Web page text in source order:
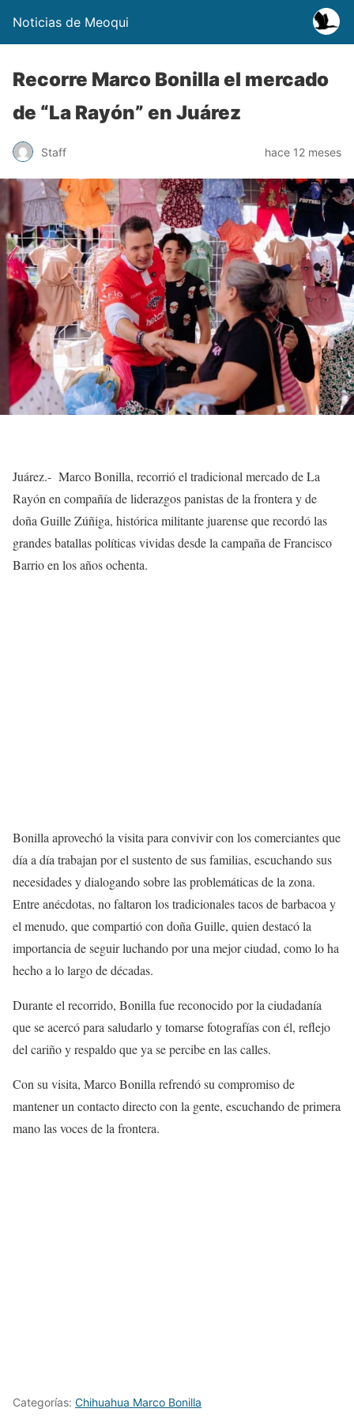
Noticias de Meoqui
Recorre Marco Bonilla el mercado
de “La Rayón” en Juárez
Staff hace 12 meses
Juárez.- Marco Bonilla, recorrió el tradicional mercado de La
Rayón en compañía de liderazgos panistas de la frontera y de
doña Guille Zúñiga, histórica militante juarense que recordó las
grandes batallas políticas vividas desde la campaña de Francisco
Barrio en los años ochenta.
Bonilla aprovechó la visita para convivir con los comerciantes que
día a día trabajan por el sustento de sus familias, escuchando sus
necesidades y dialogando sobre las problemáticas de la zona.
Entre anécdotas, no faltaron los tradicionales tacos de barbacoa y
el menudo, que compartió con doña Guille, quien destacó la
importancia de seguir luchando por una mejor ciudad, como lo ha
hecho a lo largo de décadas.
Durante el recorrido, Bonilla fue reconocido por la ciudadanía
que se acercó para saludarlo y tomarse fotografías con él, reflejo
del cariño y respaldo que ya se percibe en las calles.
Con su visita, Marco Bonilla refrendó su compromiso de
mantener un contacto directo con la gente, escuchando de primera
mano las voces de la frontera.
Categorías: Chihuahua Marco Bonilla